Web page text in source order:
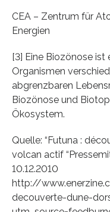
CEA – Zentrum für
Energien
[3] Eine Biozönose ist
Organismen
abgrenzbaren
Biozönose und
Ökosystem.
Quelle: “Futuna :
volcan actif
10.12.2010
http://
decouverte-dune-